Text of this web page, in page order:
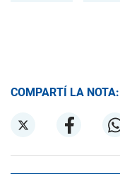
COMPARTÍ LA NOTA: